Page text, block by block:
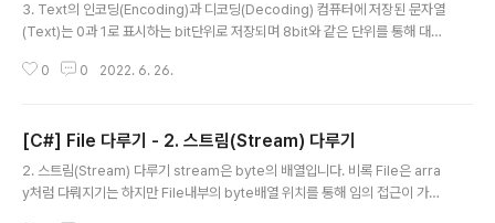
3. Text의 인코딩(Encoding)과 디코딩(Decoding) 컴퓨터에 저장된 문자열
(Text)는 0과 1로 표시하는 bit단위로 저장되며 8bit와 같은 단위를 통해 대부
는 128개의 코드를 가지는데 .NET은 내부적으로 문자열을 인코딩하는데 Uni
를 변환시키기 위해 다른 곳으로 옮겨져야할 경우가 있는데 이 때문에 Encodi
ng사이에서 어떻게 변화시킬 것인지를 아는 것은 매우 중요합니다. 아래는 문
자열을 인코딩하는데 사용되는 다른 일반적인 방법을 나열한..
0 0 2022. 6. 26.
[C#] File 다루기 - 2. 스트림(Stream) 다루기
2. 스트림(Stream) 다루기 stream은 byte의 배열입니다. 비록 File은 arra
y처럼 다뤄지기는 하지만 File내부의 byte배열 위치를 통해 임의 접근이 가능